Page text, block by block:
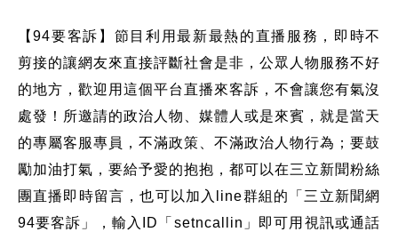
【94要客訴】節目利用最新最熱的直播服務，即時不
剪接的讓網友來直接評斷社會是非，公眾人物服務不好
的地方，歡迎用這個平台直播來客訴，不會讓您有氣沒
處發！所邀請的政治人物、媒體人或是來賓，就是當天
的專屬客服專員，不滿政策、不滿政治人物行為；要鼓
勵加油打氣，要給予愛的抱抱，都可以在三立新聞粉絲
團直播即時留言，也可以加入line群組的「三立新聞網
94要客訴」，輸入ID「setncallin」即可用視訊或通話